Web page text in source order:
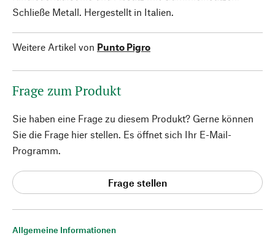
Allgemeine Informationen
Schließe Metall. Hergestellt in Italien.
Weitere Artikel von Punto Pigro
Frage zum Produkt
Sie haben eine Frage zu diesem Produkt? Gerne können
Sie die Frage hier stellen. Es öffnet sich Ihr E-Mail-
Programm.
Frage stellen